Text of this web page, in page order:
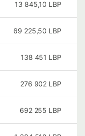
13 845,10 LBP
69 225,50 LBP
138 451 LBP
276 902 LBP
692 255 LBP